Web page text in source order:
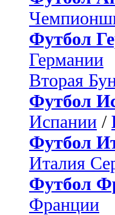
Футбол
Германии
Вторая
Футбол
Испании /
Футбол
Италия
Футбол
Франции